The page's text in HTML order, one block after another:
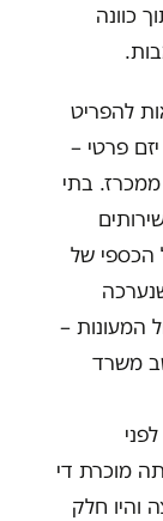
כוונה
להפריט
פרטי –
ממכרז. בתי
הכספי של
המעונות –
משרד
מוכרת די
והיו חלק